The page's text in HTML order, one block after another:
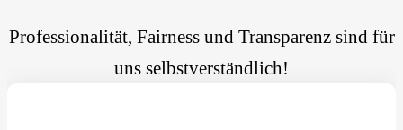
Professionalität, Fairness und Transparenz sind für
uns selbstverständlich!